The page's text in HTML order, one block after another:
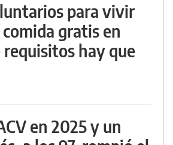
para vivir
comida gratis en
requisitos hay que
en 2025 y un